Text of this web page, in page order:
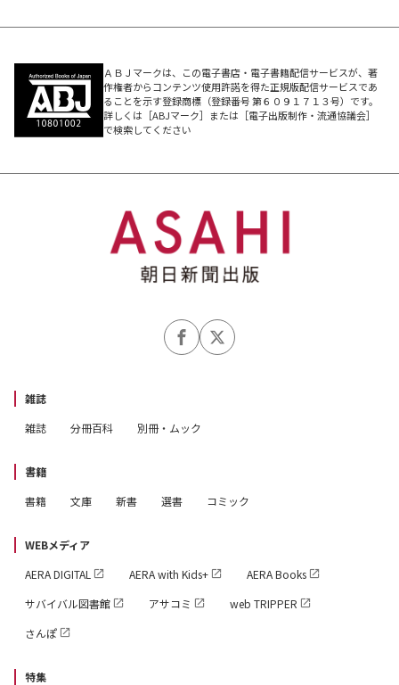
ＡＢＪマークは、この電子書店・電子書籍配信サービスが、著
作権者からコンテンツ使用許諾を得た正規版配信サービスであ
ることを示す登録商標（登録番号 第６０９１７１３号）です。
詳しくは［ABJマーク］または［電子出版制作・流通協議会］
で検索してください
雑誌
雑誌
分冊百科 別冊・ムック
書籍
書籍
文庫 新書 選書 コミック
WEBメディア
AERA DIGITAL
AERA with Kids+
AERA Books
サバイバル図書館
アサコミ
web TRIPPER
さんぽ
特集